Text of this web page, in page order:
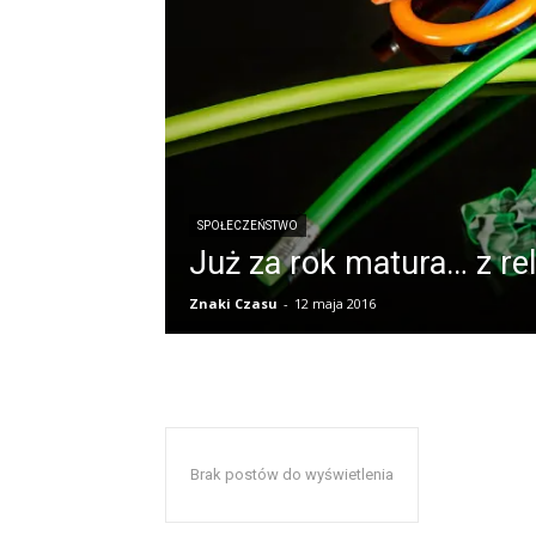
SPOŁECZEŃSTWO
Już za rok matura… z
Znaki Czasu - 12 maja 2016
Brak postów do wyświetlenia